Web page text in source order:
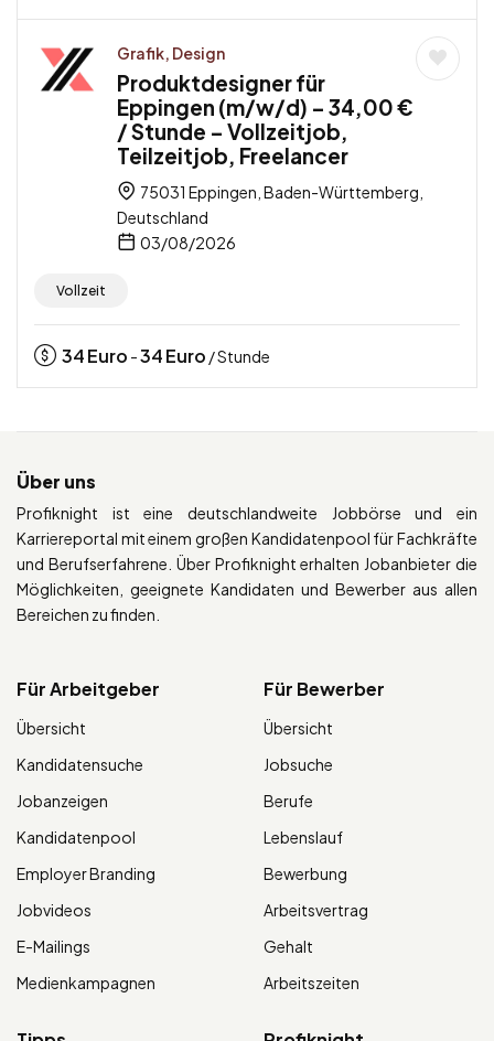
Grafik, Design
Produktdesigner für
Eppingen (m/w/d) – 34,00 €
/ Stunde – Vollzeitjob,
Teilzeitjob, Freelancer
75031 Eppingen, Baden-Württemberg,
Deutschland
03/08/2026
Vollzeit
34Euro -34Euro / Stunde
Über uns
Profiknight ist eine deutschlandweite Jobbörse und ein
Karriereportal mit einem großen Kandidatenpool für Fachkräfte
und Berufserfahrene. Über Profiknight erhalten Jobanbieter die
Möglichkeiten, geeignete Kandidaten und Bewerber aus allen
Bereichen zu finden.
Für Arbeitgeber
Übersicht
Kandidatensuche
Jobanzeigen
Kandidatenpool
Employer Branding
Jobvideos
E-Mailings
Medienkampagnen
Für Bewerber
Übersicht
Jobsuche
Berufe
Lebenslauf
Bewerbung
Arbeitsvertrag
Gehalt
Arbeitszeiten